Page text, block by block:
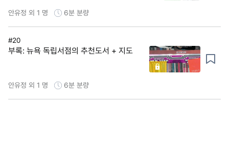
안유정 외 1 명 6분 분량
#20
부록: 뉴욕 독립서점의 추천도서 + 지도
안유정 외 1 명 6분 분량